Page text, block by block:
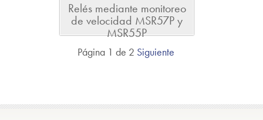
Relés mediante monitoreo
de velocidad MSR57P y
MSR55P
Página 1 de 2 Siguiente